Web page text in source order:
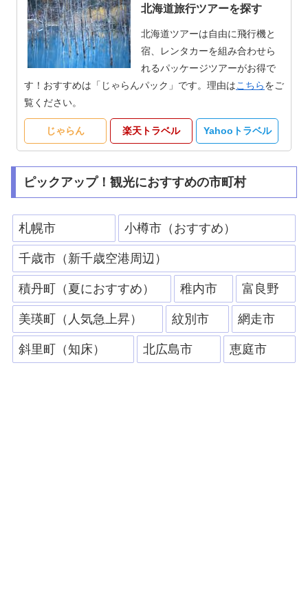
北海道旅行ツアーを探す
北海道ツアーは自由に飛行機と
宿、レンタカーを組み合わせら
れるパッケージツアーがお得で
す！おすすめは「じゃらんパック」です。理由はこちらをご
覧ください。
じゃらん 楽天トラベル Yahooトラベル
ピックアップ！観光におすすめの市町村
札幌市 小樽市（おすすめ）
千歳市（新千歳空港周辺）
積丹町（夏におすすめ） 稚内市 富良野
美瑛町（人気急上昇） 紋別市 網走市
斜里町（知床） 北広島市 恵庭市